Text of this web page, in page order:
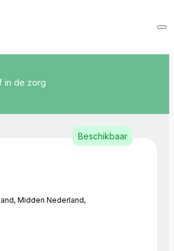
in de zorg
Midden Nederland
Beschikbaar